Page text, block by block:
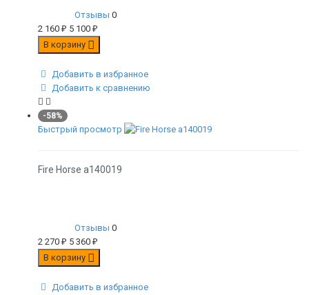
Отзывы 0
2 160 ₽ 5 100 ₽
В корзину
Добавить в избранное
Добавить к сравнению
-58%
Быстрый просмотр
Fire Horse а140019
Отзывы 0
2 270 ₽ 5 360 ₽
В корзину
Добавить в избранное